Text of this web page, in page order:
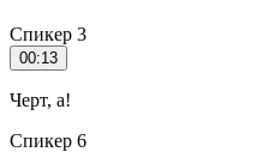
Спикер 3
00:13
Черт, а!
Спикер 6